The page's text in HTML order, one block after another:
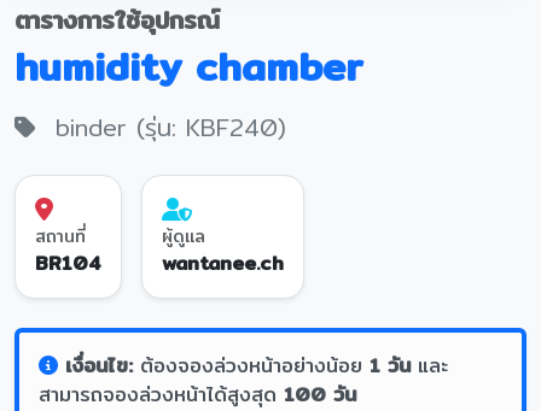
ตารางการใช้อุปกรณ์
humidity chamber
binder (รุ่น: KBF240)
สถานที่
BR104
ผู้ดูแล
wantanee.ch
เงื่อนไข:ต้องจองล่วงหน้าอย่างน้อย 1 วันและ
สามารถจองล่วงหน้าได้สูงสุด 100 วัน